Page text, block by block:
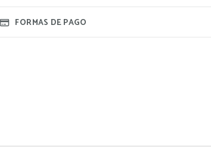
FORMAS DE PAGO